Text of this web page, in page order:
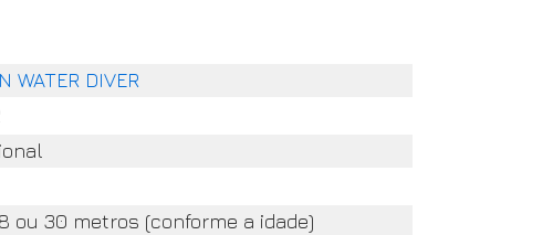
WATER DIVER
ou 30 metros (conforme a idade)